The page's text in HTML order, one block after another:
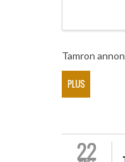
Tamron
PLUS
22